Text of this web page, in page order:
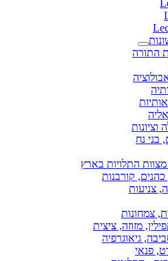
התורה
וציונות
בני נח
התלויות בארץ
קורבנות
צניעות
צמחונות
מזוזה, ציצית
גיאוגרפיה
פנאי